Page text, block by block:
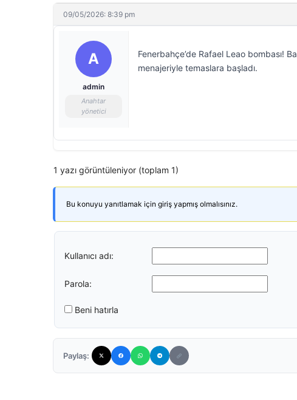
09/05/2026: 8:39 pm
A
admin
Anahtar
yönetici
Fenerbahçe’de Rafael Leao bombası!
menajeriyle temaslara başladı.
1 yazı görüntüleniyor (toplam 1)
Bu konuyu yanıtlamak için giriş yapmış olmalısınız.
Kullanıcı adı:
Parola:
Beni hatırla
Paylaş: